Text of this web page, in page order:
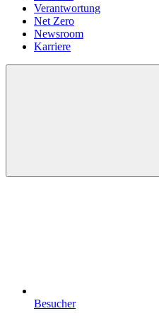
Verantwortung
Net Zero
Newsroom
Karriere
Besucher